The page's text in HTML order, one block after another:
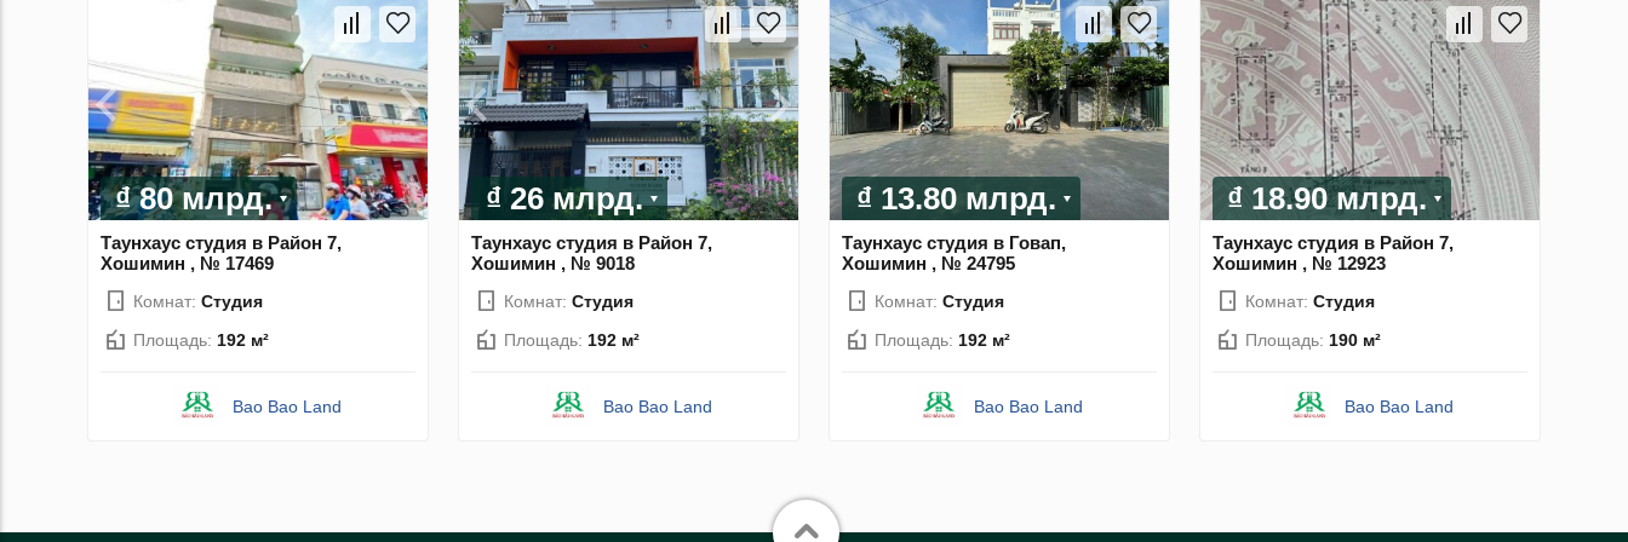
₫ 80 млрд.
Таунхаус студия в Район 7,
Хошимин , № 17469
Комнат: Студия
Площадь: 192 м²
Bao Bao Land
₫ 26 млрд.
Таунхаус студия в Район 7,
Хошимин , № 9018
Комнат: Студия
Площадь: 192 м²
Bao Bao Land
₫ 13.80 млрд.
Таунхаус студия в Говап,
Хошимин , № 24795
Комнат: Студия
Площадь: 192 м²
Bao Bao Land
₫ 18.90 млрд.
Таунхаус студия в Район 7,
Хошимин , № 12923
Комнат: Студия
Площадь: 190 м²
Bao Bao Land